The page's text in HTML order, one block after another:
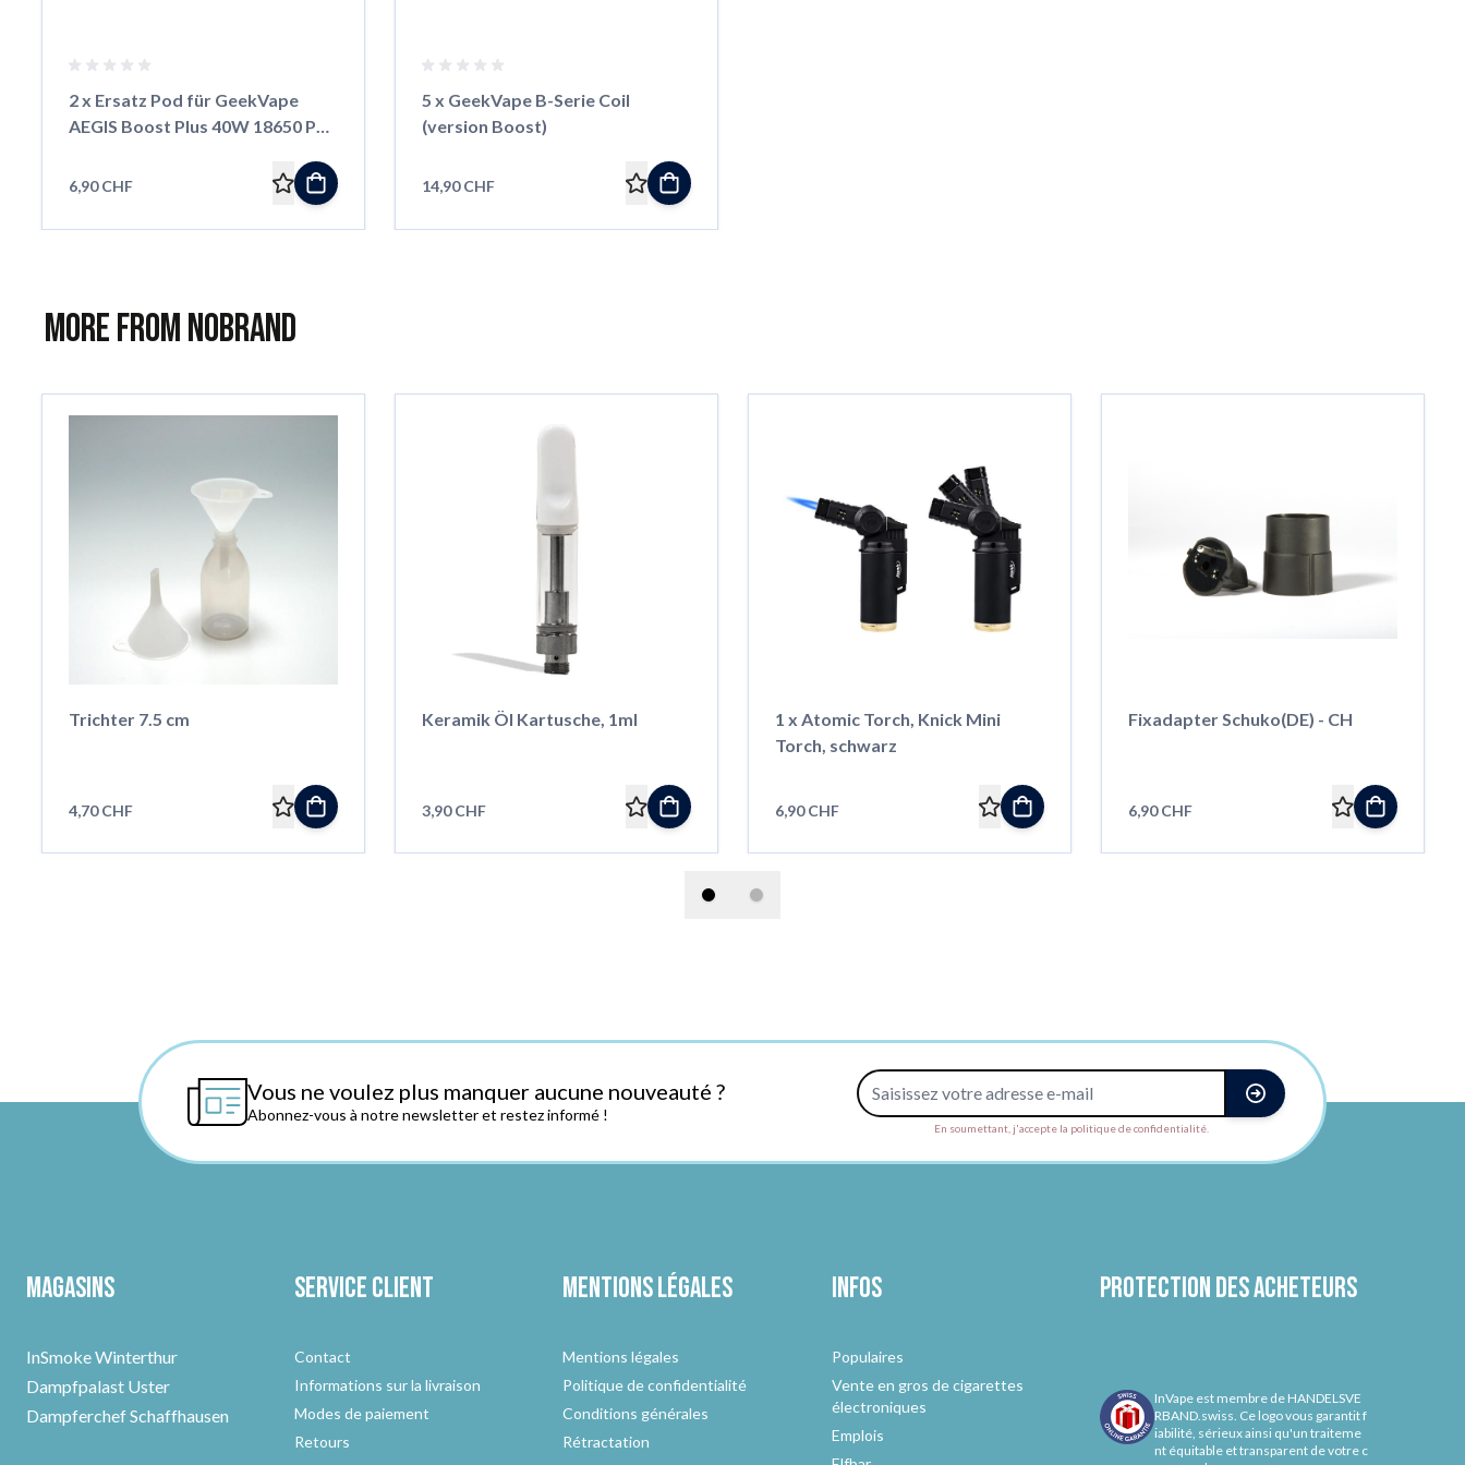
2 x Ersatz Pod für GeekVape
AEGIS Boost Plus 40W 18650 Pod
6,90 CHF
5 x GeekVape B-Serie Coil
(version Boost)
14,90 CHF
More from NoBrand
Trichter 7.5 cm
4,70 CHF
Keramik Öl Kartusche, 1ml
3,90 CHF
1 x Atomic Torch, Knick Mini
Torch, schwarz
6,90 CHF
Fixadapter Schuko(DE) - CH
6,90 CHF
Vous ne voulez plus manquer aucune nouveauté ?
Abonnez-vous à notre newsletter et restez informé !
Adresse e-mail
En soumettant, j'accepte la politique de confidentialité.
Magasins
InSmoke Winterthur
Dampfpalast Uster
Dampferchef Schaffhausen
Service client
Contact
Informations sur la livraison
Modes de paiement
Retours
Mentions légales
Mentions légales
Politique de confidentialité
Conditions générales
Rétractation
Infos
Populaires
Vente en gros de cigarettes
électroniques
Emplois
Protection des acheteurs
InVape est membre de HANDELSVE
RBAND.swiss. Ce logo vous garantit f
iabilité, sérieux ainsi qu'un traiteme
nt équitable et transparent de votre c